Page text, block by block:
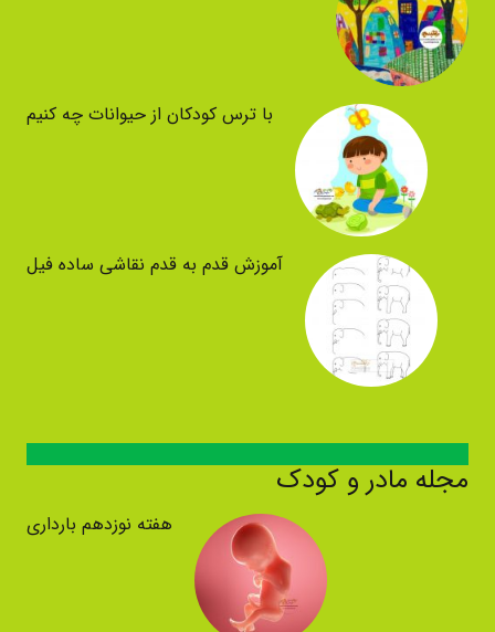
با ترس کودکان از حیوانات چه کنیم
آموزش قدم به قدم نقاشی ساده فیل
مجله مادر و کودک
هفته نوزدهم بارداری